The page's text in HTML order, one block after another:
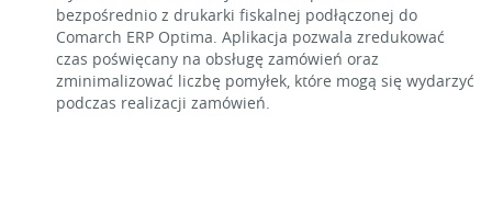
bezpośrednio z drukarki fiskalnej podłączonej do
Comarch ERP Optima. Aplikacja pozwala zredukować
czas poświęcany na obsługę zamówień oraz
zminimalizować liczbę pomyłek, które mogą się wydarzyć
podczas realizacji zamówień.